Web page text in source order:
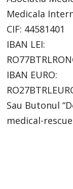
Medicala
CIF: 44581401
IBAN LEI:
IBAN EURO:
Sau Butonul
medical-